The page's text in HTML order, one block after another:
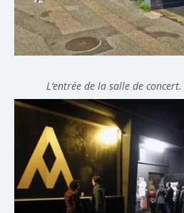
L’entrée de la salle de